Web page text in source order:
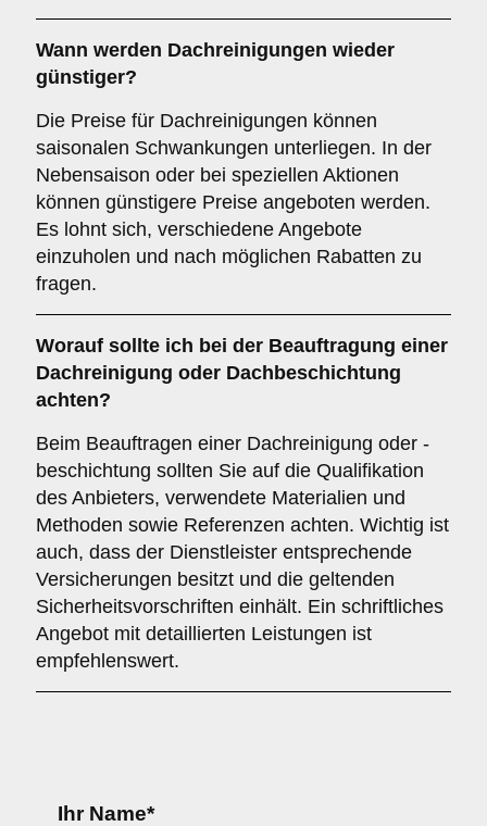
Wann werden Dachreinigungen wieder
günstiger?
Die Preise für Dachreinigungen können
saisonalen Schwankungen unterliegen. In der
Nebensaison oder bei speziellen Aktionen
können günstigere Preise angeboten werden.
Es lohnt sich, verschiedene Angebote
einzuholen und nach möglichen Rabatten zu
fragen.
Worauf sollte ich bei der Beauftragung einer
Dachreinigung oder Dachbeschichtung
achten?
Beim Beauftragen einer Dachreinigung oder -
beschichtung sollten Sie auf die Qualifikation
des Anbieters, verwendete Materialien und
Methoden sowie Referenzen achten. Wichtig ist
auch, dass der Dienstleister entsprechende
Versicherungen besitzt und die geltenden
Sicherheitsvorschriften einhält. Ein schriftliches
Angebot mit detaillierten Leistungen ist
empfehlenswert.
Ihr Name*